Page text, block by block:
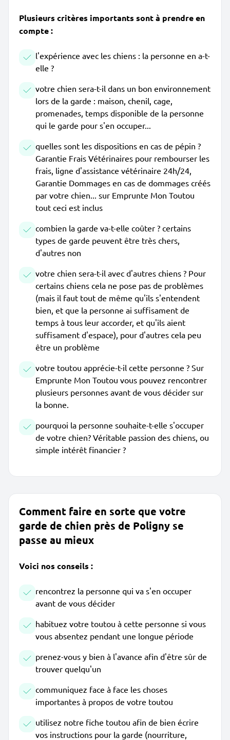
Plusieurs critères importants sont à prendre en
compte :
l'expérience avec les chiens : la personne en a-t-
elle ?
votre chien sera-t-il dans un bon environnement
lors de la garde : maison, chenil, cage,
promenades, temps disponible de la personne
qui le garde pour s'en occuper...
quelles sont les dispositions en cas de pépin ?
Garantie Frais Vétérinaires pour rembourser les
frais, ligne d'assistance vétérinaire 24h/24,
Garantie Dommages en cas de dommages créés
par votre chien... sur Emprunte Mon Toutou
tout ceci est inclus
combien la garde va-t-elle coûter ? certains
types de garde peuvent être très chers,
d'autres non
votre chien sera-t-il avec d'autres chiens ? Pour
certains chiens cela ne pose pas de problèmes
(mais il faut tout de même qu'ils s'entendent
bien, et que la personne ai suffisament de
temps à tous leur accorder, et qu'ils aient
suffisament d'espace), pour d'autres cela peu
être un problème
votre toutou apprécie-t-il cette personne ? Sur
Emprunte Mon Toutou vous pouvez rencontrer
plusieurs personnes avant de vous décider sur
la bonne.
pourquoi la personne souhaite-t-elle s'occuper
de votre chien? Véritable passion des chiens, ou
simple intérêt financier ?
Comment faire en sorte que votre
garde de chien près de Poligny se
passe au mieux
Voici nos conseils :
rencontrez la personne qui va s'en occuper
avant de vous décider
habituez votre toutou à cette personne si vous
vous absentez pendant une longue période
prenez-vous y bien à l'avance afin d'être sûr de
trouver quelqu'un
communiquez face à face les choses
importantes à propos de votre toutou
utilisez notre fiche toutou afin de bien écrire
vos instructions pour la garde (nourriture,